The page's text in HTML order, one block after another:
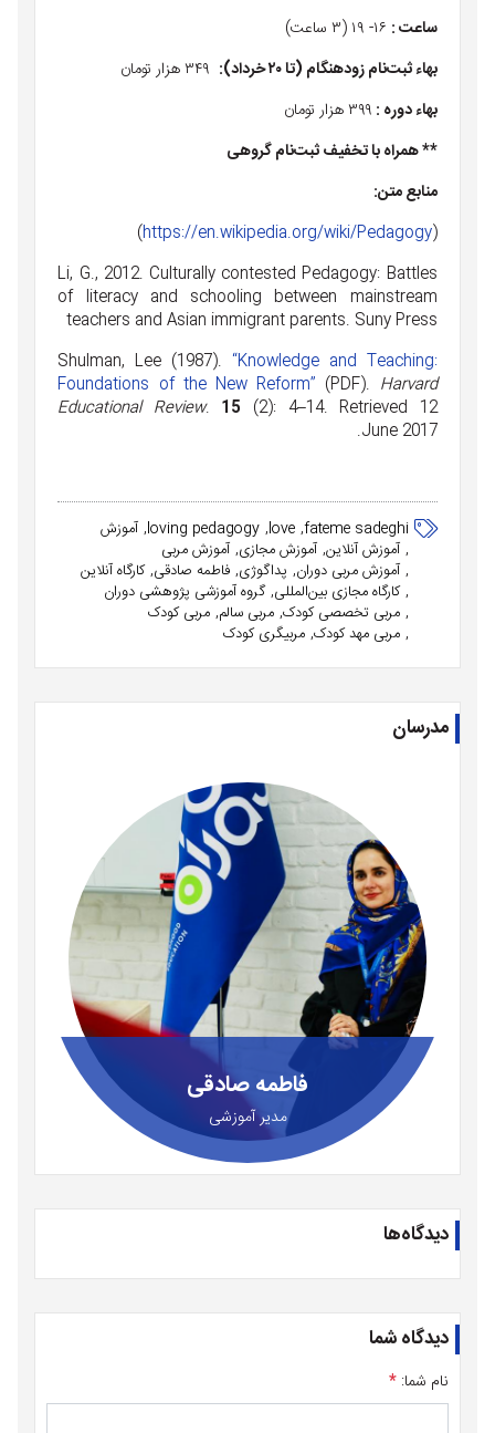
ساعت :
بهاء ثبت‌نام زودهنگام (تا ۲۰ خرداد):
بهاء دوره : ۳۹۹ هزار تومان
** همراه با تخفیف ثبت‌نام گروهی
منابع متن:
(
https://en.wikipedia.org/wiki/Pedagogy
)
Li, G., 2012. Culturally contested Pedagogy: Battles
of literacy and schooling between mainstream
teachers and Asian immigrant parents. Suny Press
Shulman, Lee (1987). “Knowledge and Teaching:
Foundations of the New Reform” (PDF). Harvard
Educational Review. 15 (2): 4–14. Retrieved 12
June 2017.
fateme sadeghi
love
loving pedagogy آموزش
آموزش آنلاین آموزش مجازی آموزش مربی
آموزش مربی دوران پداگوژی فاطمه صادقی کارگاه آنلاین
کارگاه مجازی بین‌المللی گروه آموزشی پژوهشی دوران
مربی تخصصی کودک مربی سالم مربی کودک
مربی مهد کودک مربیگری کودک
مدرسان
فاطمه صادقی
مدیر آموزشی
دیدگاه‌ها
دیدگاه شما
نام شما:*